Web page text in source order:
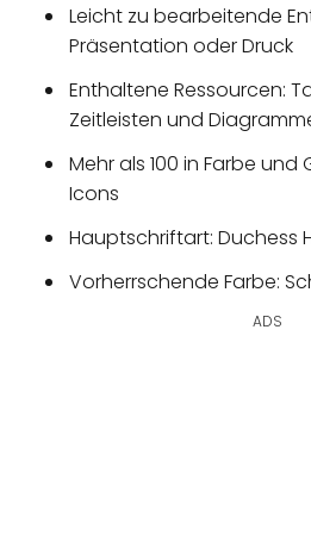
Leicht zu bearbeitende
Präsentation oder Druck
Enthaltene Ressourcen:
Zeitleisten und
Mehr als 100 in Farbe
Icons
Hauptschriftart: Duchess
Vorherrschende Farbe:
ADS